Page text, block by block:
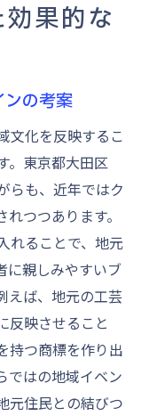
果的な
ンの考案
文化を反映するこ
。東京都大田区
らも、近年ではク
つつあります。
れることで、地元
に親しみやすいブ
えば、地元の工芸
反映させること
持つ商標を作り出
ではの地域イベン
元住民との結びつ